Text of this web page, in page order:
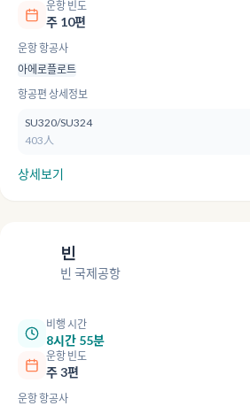
운항 빈도
주 10편
운항 항공사
아에로플로트
항공편 상세정보
SU320/SU324
403人
상세보기
빈
빈 국제공항
비행 시간
8시간 55분
운항 빈도
주 3편
운항 항공사